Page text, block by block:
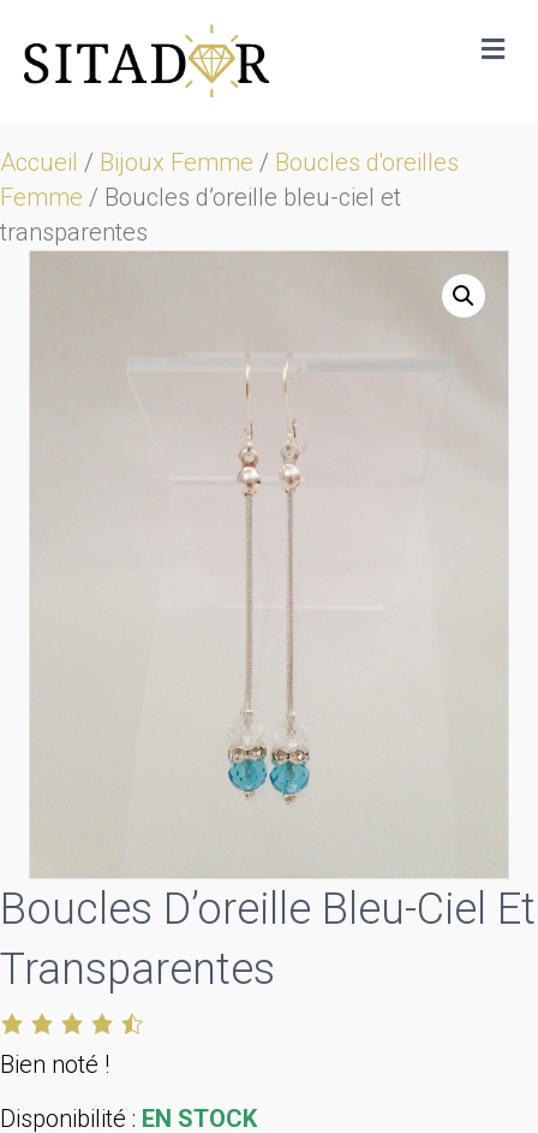
Accueil / Bijoux Femme / Boucles d'oreilles
Femme / Boucles d’oreille bleu-ciel et
transparentes
Boucles D’oreille Bleu-Ciel Et
Transparentes
Bien noté !
Disponibilité : EN STOCK